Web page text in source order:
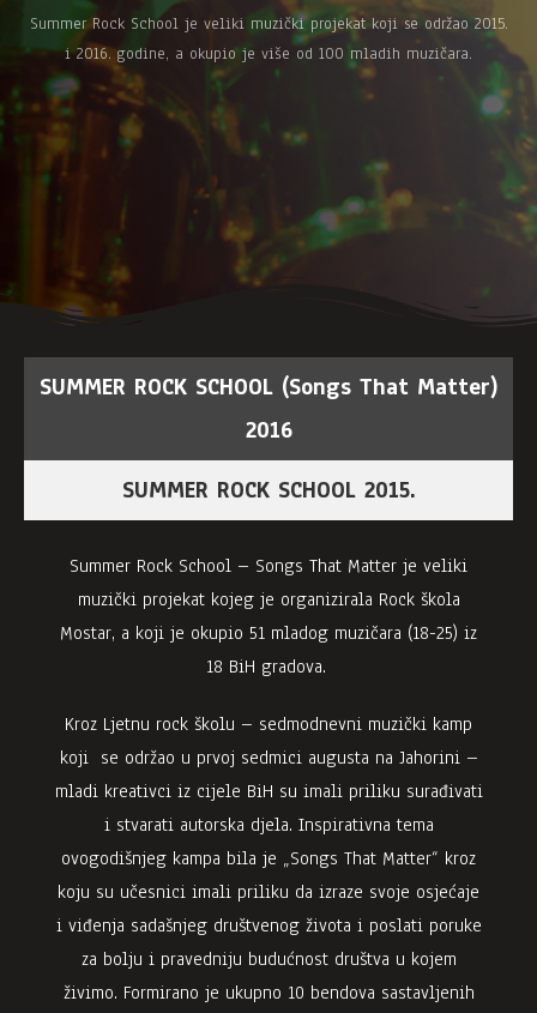
Summer Rock School je veliki muzički projekat koji se održao 2015.
i 2016. godine, a okupio je više od 100 mladih muzičara.
SUMMER ROCK SCHOOL (Songs That Matter)
2016
SUMMER ROCK SCHOOL 2015.
Summer Rock School – Songs That Matter je veliki
muzički projekat kojeg je organizirala Rock škola
Mostar, a koji je okupio 51 mladog muzičara (18-25) iz
18 BiH gradova.
Kroz Ljetnu rock školu – sedmodnevni muzički kamp
koji se održao u prvoj sedmici augusta na Jahorini –
mladi kreativci iz cijele BiH su imali priliku surađivati
i stvarati autorska djela. Inspirativna tema
ovogodišnjeg kampa bila je „Songs That Matter“ kroz
koju su učesnici imali priliku da izraze svoje osjećaje
i viđenja sadašnjeg društvenog života i poslati poruke
za bolju i pravedniju budućnost društva u kojem
živimo. Formirano je ukupno 10 bendova sastavljenih